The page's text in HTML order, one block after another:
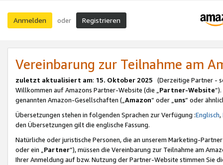
Anmelden oder Registrieren
Vereinbarung zur Teilnahme am
zuletzt aktualisiert am: 15. Oktober 2025 (Derzeitige Partner -
Willkommen auf Amazons Partner-Website (die „Partner-Website
genannten Amazon-Gesellschaften („Amazon“ oder „uns“ oder
Übersetzungen stehen in folgenden Sprachen zur Verfügung :Englisch,
den Übersetzungen gilt die englische Fassung.
Natürliche oder juristische Personen, die an unserem Marketing-
oder ein „Partner“), müssen die Vereinbarung zur Teilnahme am
Ihrer Anmeldung auf bzw. Nutzung der Partner-Website stimmen Sie